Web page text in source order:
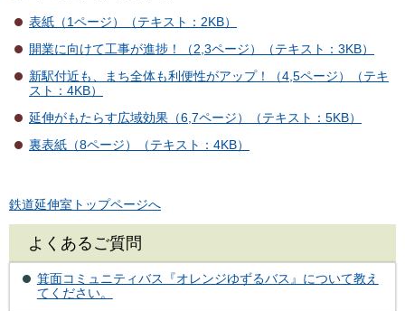
表紙（1ページ）（テキスト：2KB）
開業に向けて工事が進捗！（2,3ページ）（テキスト：3KB）
新駅付近も、まち全体も利便性がアップ！（4,5ページ）（テキ
スト：4KB）
延伸がもたらす広域効果（6,7ページ）（テキスト：5KB）
裏表紙（8ページ）（テキスト：4KB）
鉄道延伸室トップページへ
よくあるご質問
箕面コミュニティバス『オレンジゆずるバス』について教え
てください。